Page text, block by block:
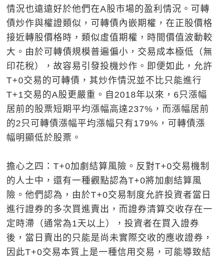
情況也遠遠好於他們在A股市場的盈利情況。可轉
債炒作與權證類似，可轉債內嵌期權，在正股價格
接近轉股價格時，類似虛值期權，時間價值波動較
大。由於可轉債規模普遍偏小，交易成本極低（無
印花稅），故容易引發投機炒作。即便如此，允許
T+0交易的可轉債，其炒作情況並不比只能進行
T+1交易的A股更嚴重。自2018年以來，6只漲幅
居前的股票短期平均漲幅高達237%，而漲幅居前
的2只可轉債漲幅平均漲幅只有179%，可轉債漲
幅明顯低於股票。
擔心之四：T+0加劇結算風險。反對T+0交易機制
的人士中，還有一種觀點認為T+0將加劇結算風
險。他們認為，由於T+0交易制度允許投資者當日
進行證券的多次買進賣出，而證券清算交收存在一
定時滯（通常為1天以上），投資者在買入證券
後，當日賣出的只能是尚未實際交收的應收證券，
因此T+0交易本質上是一種信用交易，可能導致結